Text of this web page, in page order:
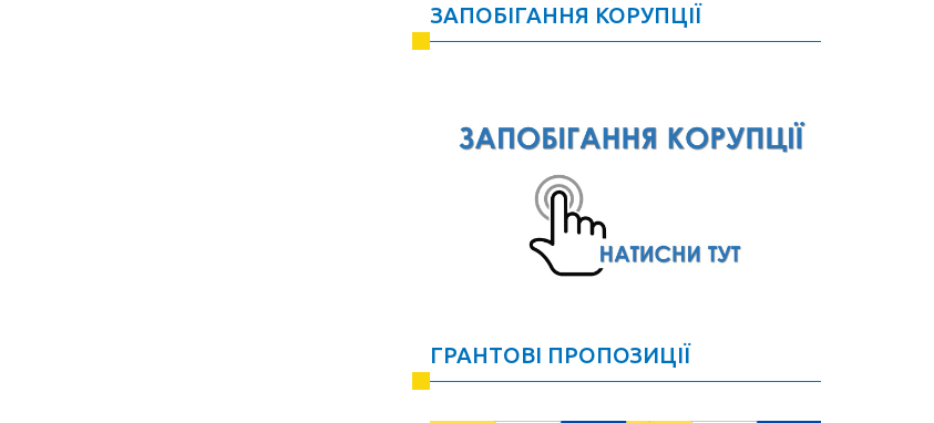
ЗАПОБІГАННЯ КОРУПЦІЇ
ГРАНТОВІ ПРОПОЗИЦІЇ